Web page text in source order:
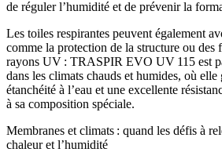
de réguler l’humidité et de prévenir la
Les toiles respirantes peuvent également
comme la protection de la structure ou des
rayons UV : TRASPIR EVO UV 115 est
dans les climats chauds et humides, où elle
étanchéité à l’eau et une excellente
à sa composition spéciale.
Membranes et climats : quand les défis à
chaleur et l’humidité